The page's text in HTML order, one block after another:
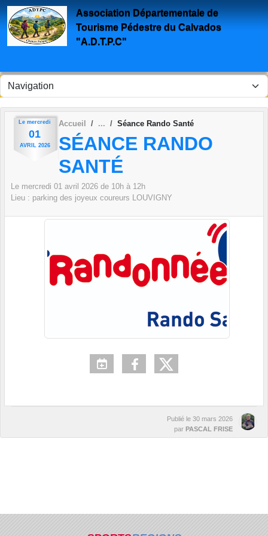
Association Départementale de
Tourisme Pédestre du Calvados
"A.D.T.P.C"
Le mercredi
01
AVRIL 2026
Accueil Séance Rando Santé
SÉANCE RANDO
SANTÉ
Le mercredi 01 avril 2026 de 10h à 12h
Lieu : parking des joyeux coureurs LOUVIGNY
Publié le 30 mars 2026
par PASCAL FRISE
Panneau de gestion des cookies